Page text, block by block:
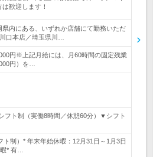
歓迎します！
内にある、いずれか店舗にて勤務いただ
口本店／埼玉県川…
円※上記月給には、月60時間の固定残業
円）を…
フト制（実働8時間／休憩60分）▼シフト
ト制）* 年末年始休暇：12月31日～1月3日
* 有…